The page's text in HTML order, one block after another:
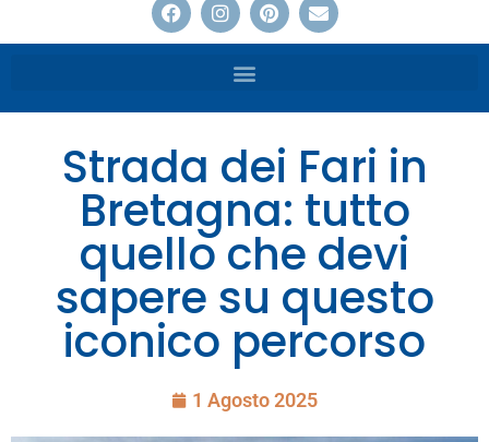
Strada dei Fari in
Bretagna: tutto
quello che devi
sapere su questo
iconico percorso
1 Agosto 2025